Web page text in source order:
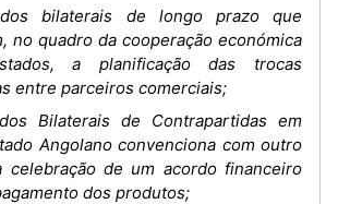
bilaterais de longo prazo que
no quadro da cooperação económica
a planificação das trocas
entre parceiros comerciais;
Bilaterais de Contrapartidas em
Angolano convenciona com outro
celebração de um acordo financeiro
dos produtos;